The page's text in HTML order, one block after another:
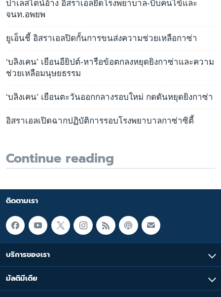
ปาเลสไตน์อ้าง อิสราเอลยึดโรงพยาบาล-บีบคนไข้และ
จนท.อพยพ
ยูเอ็นชี้ อิสราเอลปิดกั้นการขนส่งความช่วยเหลือกาซ่า
‘บลิงเคน’ เยือนอียิปต์-หารือข้อตกลงหยุดยิงกาซ่าและความ
ช่วยเหลือมนุษยธรรม
‘บลิงเคน’ เยือนตะวันออกกลางรอบใหม่ กดดันหยุดยิงกาซ่า
อิสราเอลเปิดฉากปฏิบัติการรอบโรงพยาบาลกาซ่าซิตี้
Continue reading
ติดตามเรา
บริการของเรา
มัลติมีเดีย